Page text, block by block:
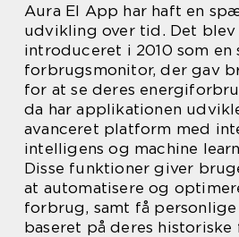
Aura El App har haft en
udvikling over tid. Det
introduceret i 2010 som en
forbrugsmonitor, der gav
for at se deres
da har applikationen
avanceret platform med
intelligens og machine
Disse funktioner giver
at automatisere og
forbrug, samt få
baseret på deres